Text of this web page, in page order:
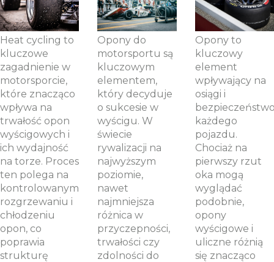
Heat cycling to
kluczowe
zagadnienie w
motorsporcie,
które znacząco
wpływa na
trwałość opon
wyścigowych i
ich wydajność
na torze. Proces
ten polega na
kontrolowanym
rozgrzewaniu i
chłodzeniu
opon, co
poprawia
strukturę
opon
wyścigowych.
Opony do
motorsportu są
kluczowym
elementem,
który decyduje
o sukcesie w
wyścigu. W
świecie
rywalizacji na
najwyższym
poziomie,
nawet
najmniejsza
różnica w
przyczepności,
trwałości czy
zdolności do
wiedzieć?
Opony to
kluczowy
element
wpływający na
osiągi i
każdego
pojazdu.
Chociaż na
pierwszy rzut
oka mogą
wyglądać
podobnie,
opony
wyścigowe i
uliczne różnią
się znacząco